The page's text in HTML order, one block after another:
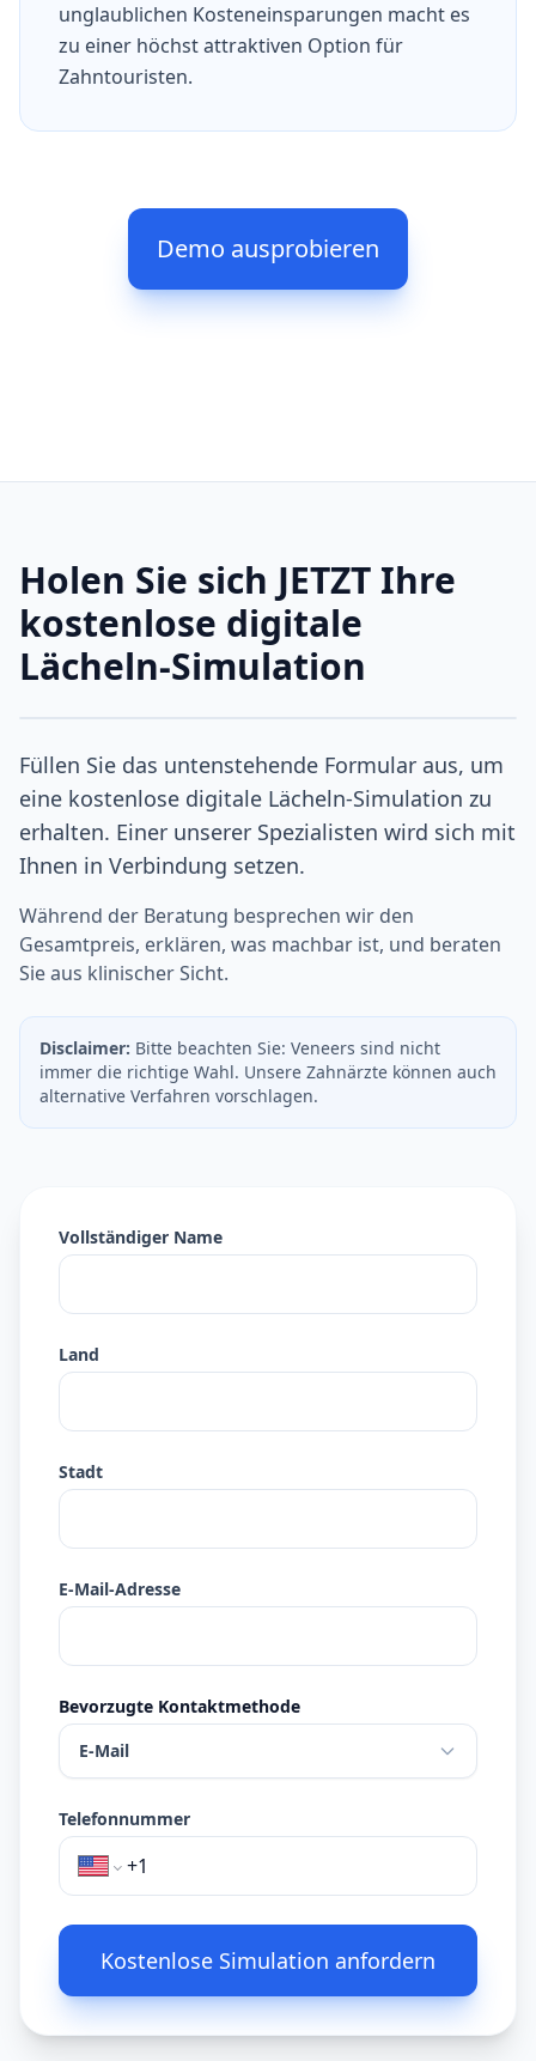
unglaublichen Kosteneinsparungen macht es
zu einer höchst attraktiven Option für
Zahntouristen.
Demo ausprobieren
Holen Sie sich JETZT Ihre
kostenlose digitale
Lächeln-Simulation
Füllen Sie das untenstehende Formular aus, um
eine kostenlose digitale Lächeln-Simulation zu
erhalten. Einer unserer Spezialisten wird sich mit
Ihnen in Verbindung setzen.
Während der Beratung besprechen wir den
Gesamtpreis, erklären, was machbar ist, und beraten
Sie aus klinischer Sicht.
Disclaimer: Bitte beachten Sie: Veneers sind nicht
immer die richtige Wahl. Unsere Zahnärzte können auch
alternative Verfahren vorschlagen.
Vollständiger Name
Land
Stadt
E-Mail-Adresse
Bevorzugte Kontaktmethode
E-Mail
Telefonnummer
Kostenlose Simulation anfordern